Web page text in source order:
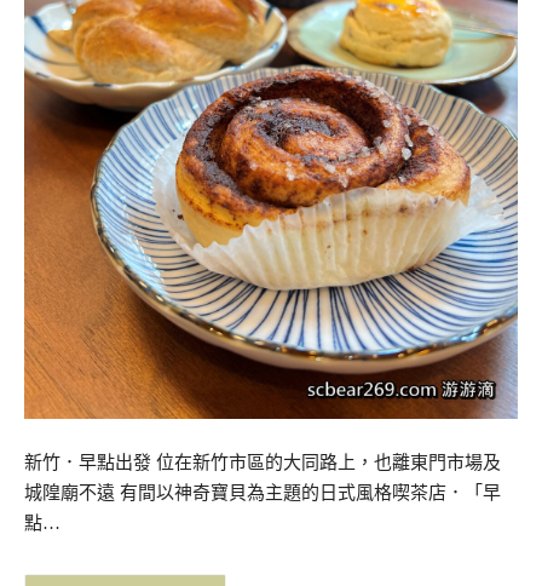
新竹．早點出發 位在新竹市區的大同路上，也離東門市場及
城隍廟不遠 有間以神奇寶貝為主題的日式風格喫茶店．「早
點…